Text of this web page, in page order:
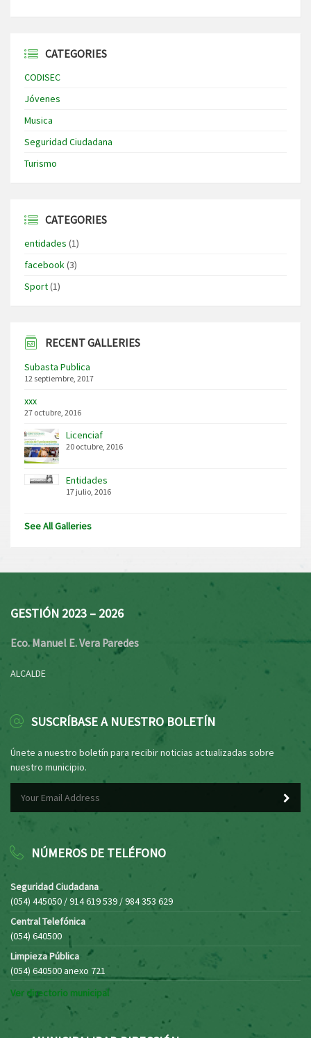
CATEGORIES
CODISEC
Jóvenes
Musica
Seguridad Ciudadana
Turismo
CATEGORIES
entidades (1)
facebook(3)
Sport(1)
RECENT GALLERIES
Subasta Publica
12 septiembre, 2017
xxx
27 octubre, 2016
Licenciaf
20 octubre, 2016
Entidades
17 julio, 2016
See All Galleries
GESTIÓN 2023 – 2026
Eco. Manuel E. Vera Paredes
ALCALDE
SUSCRÍBASE A NUESTRO BOLETÍN
Únete a nuestro boletín para recibir noticias actualizadas sobre
nuestro municipio.
NÚMEROS DE TELÉFONO
Seguridad Ciudadana
(054) 445050 / 914 619 539 / 984 353 629
Central Telefónica
(054) 640500
Limpieza Pública
(054) 640500 anexo 721
Ver directorio municipal